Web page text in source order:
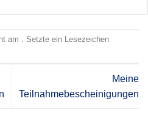
am . Setzte ein Lesezeichen
Meine
Teilnahmebescheinigungen